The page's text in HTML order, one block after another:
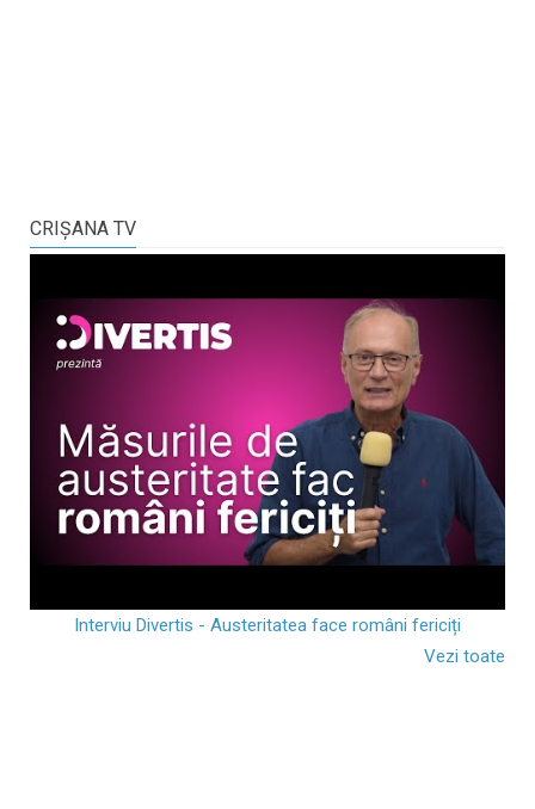
CRIŞANA TV
Interviu Divertis - Austeritatea face români fericiți
Vezi toate